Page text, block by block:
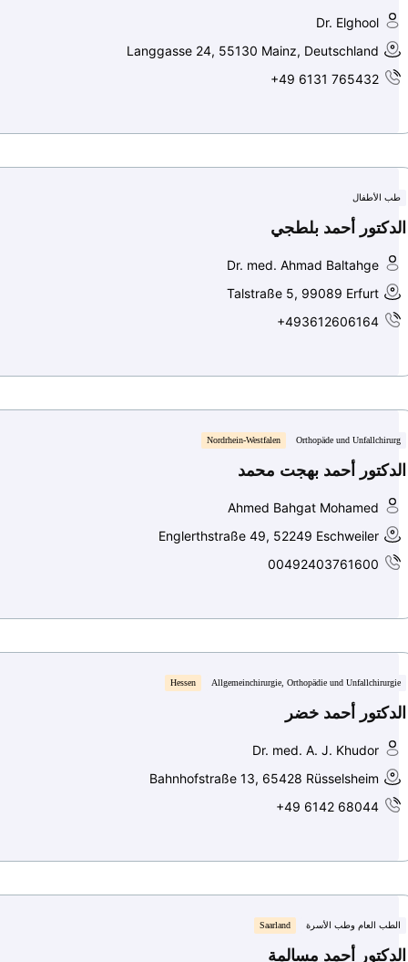
Dr. Elghool
Langgasse 24, 55130 Mainz, Deutschland
+49 6131 765432
طب الأطفال
الدكتور أحمد بلطجي
Dr. med. Ahmad Baltahge
Talstraße 5, 99089 Erfurt
+493612606164
Orthopäde und Unfallchirurg
Nordrhein-Westfalen
الدكتور أحمد بهجت محمد
Ahmed Bahgat Mohamed
Englerthstraße 49, 52249 Eschweiler
00492403761600
Allgemeinchirurgie, Orthopädie und Unfallchirurgie
Hessen
الدكتور أحمد خضر
Dr. med. A. J. Khudor
Bahnhofstraße 13, 65428 Rüsselsheim
+49 6142 68044
الطب العام وطب الأسرة Saarland
الدكتور أحمد مسالمة